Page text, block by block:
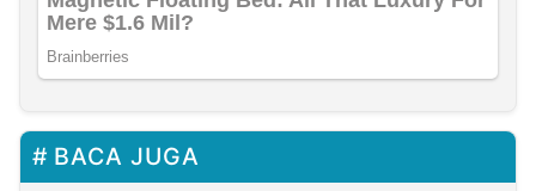
BACA JUGA